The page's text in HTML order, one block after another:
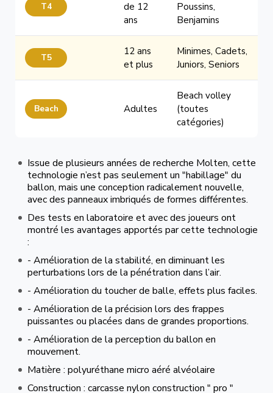
T4
de 12
ans
Poussins,
Benjamins
T5
12 ans
et plus
Minimes, Cadets,
Juniors, Seniors
Beach Adultes
Beach volley
(toutes
catégories)
Issue de plusieurs années de recherche Molten, cette
technologie n’est pas seulement un "habillage" du
ballon, mais une conception radicalement nouvelle,
avec des panneaux imbriqués de formes différentes.
Des tests en laboratoire et avec des joueurs ont
montré les avantages apportés par cette technologie
:
- Amélioration de la stabilité, en diminuant les
perturbations lors de la pénétration dans l’air.
- Amélioration du toucher de balle, effets plus faciles.
- Amélioration de la précision lors des frappes
puissantes ou placées dans de grandes proportions.
- Amélioration de la perception du ballon en
mouvement.
Matière : polyuréthane micro aéré alvéolaire
Construction : carcasse nylon construction " pro "